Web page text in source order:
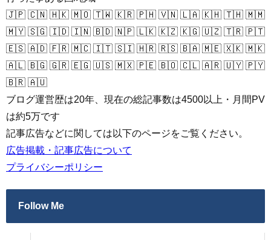
🇯🇵 🇨🇳 🇭🇰 🇲🇴 🇹🇼 🇰🇷 🇵🇭 🇻🇳 🇱🇦 🇰🇭 🇹🇭 🇲🇲
🇲🇾 🇸🇬 🇮🇩 🇮🇳 🇧🇩 🇳🇵 🇱🇰 🇰🇿 🇰🇬 🇺🇿 🇹🇷 🇵🇹
🇪🇸 🇦🇩 🇫🇷 🇲🇨 🇮🇹 🇸🇮 🇭🇷 🇷🇸 🇧🇦 🇲🇪 🇽🇰 🇲🇰
🇦🇱 🇧🇬 🇬🇷 🇪🇬 🇺🇸 🇲🇽 🇵🇪 🇧🇴 🇨🇱 🇦🇷 🇺🇾 🇵🇾
🇧🇷 🇦🇺
ブログ運営歴は20年、現在の総記事数は4500以上・月間PV
は約5万です
記事広告などに関しては以下のページをご覧ください。
広告掲載・記事広告について
プライバシーポリシー
Follow Me